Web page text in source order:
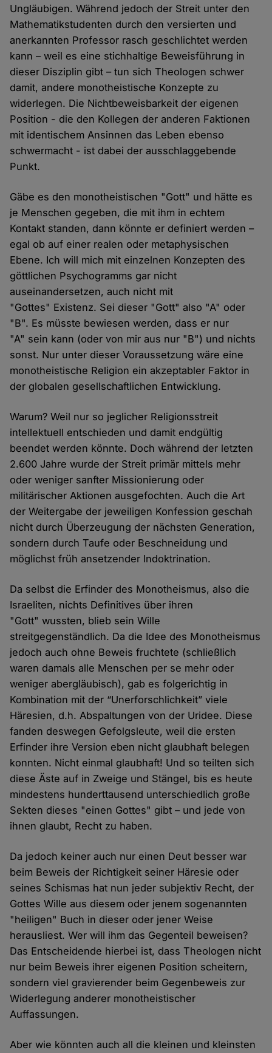
Ungläubigen. Während jedoch der Streit unter den
Mathematikstudenten durch den versierten und
anerkannten Professor rasch geschlichtet werden
kann – weil es eine stichhaltige Beweisführung in
dieser Disziplin gibt – tun sich Theologen schwer
damit, andere monotheistische Konzepte zu
widerlegen. Die Nichtbeweisbarkeit der eigenen
Position - die den Kollegen der anderen Faktionen
mit identischem Ansinnen das Leben ebenso
schwermacht - ist dabei der ausschlaggebende
Punkt.
Gäbe es den monotheistischen "Gott" und hätte es
je Menschen gegeben, die mit ihm in echtem
Kontakt standen, dann könnte er definiert werden –
egal ob auf einer realen oder metaphysischen
Ebene. Ich will mich mit einzelnen Konzepten des
göttlichen Psychogramms gar nicht
auseinandersetzen, auch nicht mit
"Gottes" Existenz. Sei dieser "Gott" also "A" oder
"B". Es müsste bewiesen werden, dass er nur
"A" sein kann (oder von mir aus nur "B") und nichts
sonst. Nur unter dieser Voraussetzung wäre eine
monotheistische Religion ein akzeptabler Faktor in
der globalen gesellschaftlichen Entwicklung.
Warum? Weil nur so jeglicher Religionsstreit
intellektuell entschieden und damit endgültig
beendet werden könnte. Doch während der letzten
2.600 Jahre wurde der Streit primär mittels mehr
oder weniger sanfter Missionierung oder
militärischer Aktionen ausgefochten. Auch die Art
der Weitergabe der jeweiligen Konfession geschah
nicht durch Überzeugung der nächsten Generation,
sondern durch Taufe oder Beschneidung und
möglichst früh ansetzender Indoktrination.
Da selbst die Erfinder des Monotheismus, also die
Israeliten, nichts Definitives über ihren
"Gott" wussten, blieb sein Wille
streitgegenständlich. Da die Idee des Monotheismus
jedoch auch ohne Beweis fruchtete (schließlich
waren damals alle Menschen per se mehr oder
weniger abergläubisch), gab es folgerichtig in
Kombination mit der “Unerforschlichkeit” viele
Häresien, d.h. Abspaltungen von der Uridee. Diese
fanden deswegen Gefolgsleute, weil die ersten
Erfinder ihre Version eben nicht glaubhaft belegen
konnten. Nicht einmal glaubhaft! Und so teilten sich
diese Äste auf in Zweige und Stängel, bis es heute
mindestens hunderttausend unterschiedlich große
Sekten dieses "einen Gottes" gibt – und jede von
ihnen glaubt, Recht zu haben.
Da jedoch keiner auch nur einen Deut besser war
beim Beweis der Richtigkeit seiner Häresie oder
seines Schismas hat nun jeder subjektiv Recht, der
Gottes Wille aus diesem oder jenem sogenannten
"heiligen" Buch in dieser oder jener Weise
herausliest. Wer will ihm das Gegenteil beweisen?
Das Entscheidende hierbei ist, dass Theologen nicht
nur beim Beweis ihrer eigenen Position scheitern,
sondern viel gravierender beim Gegenbeweis zur
Widerlegung anderer monotheistischer
Auffassungen.
Aber wie könnten auch all die kleinen und kleinsten